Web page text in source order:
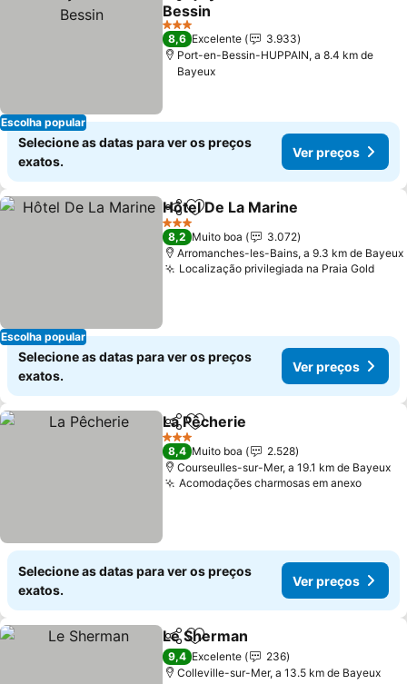
Escolha popular
Bessin
Ver preços
3 Estrelas
8,6 Excelente
3.933
Port-en-Bessin-HUPPAIN, a 8.4 km de
Bayeux
Selecione as datas para ver os preços
exatos.
Ver preços
Escolha popular
PartilharAdicionar aos favoritos
Hôtel De La Marine
3 Estrelas
8,2 Muito boa
3.072
Arromanches-les-Bains, a 9.3 km de Bayeux
Localização privilegiada na Praia GoldVer
Selecione as datas para ver os preços
exatos.
Ver preços
PartilharAdicionar aos favoritos
La Pêcherie
3 Estrelas
8,4 Muito boa
2.528
Courseulles-sur-Mer, a 19.1 km de Bayeux
Acomodações charmosas em anexoVer
Selecione as datas para ver os preços
exatos.
Ver preços
PartilharAdicionar aos favoritos
Le Sherman
9,4 Excelente
236
Colleville-sur-Mer, a 13.5 km de Bayeux